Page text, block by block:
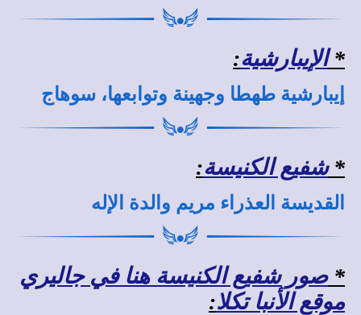
*الإيبارشية:
إيبارشية طهطا وجهينة وتوابعها، سوهاج
*شفيع الكنيسة:
القديسة العذراء مريم والدة الإله
*صور شفيع الكنيسة هنا في جاليري
موقع الأنبا تكلا: